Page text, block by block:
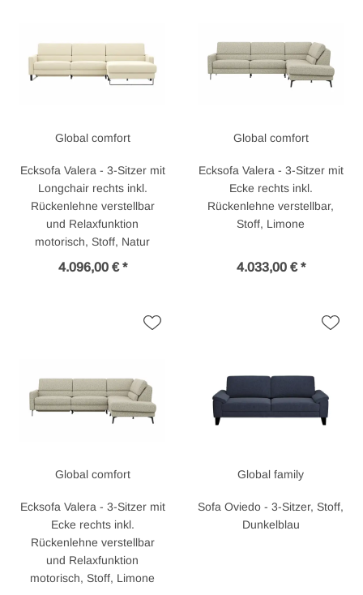
Global comfort
Ecksofa Valera - 3-Sitzer mit
Longchair rechts inkl.
Rückenlehne verstellbar
und Relaxfunktion
motorisch, Stoff, Natur
4.096,00 € *
Global comfort
Ecksofa Valera - 3-Sitzer mit
Ecke rechts inkl.
Rückenlehne verstellbar,
Stoff, Limone
4.033,00 € *
Global comfort
Ecksofa Valera - 3-Sitzer mit
Ecke rechts inkl.
Rückenlehne verstellbar
und Relaxfunktion
motorisch, Stoff, Limone
Global family
Sofa Oviedo - 3-Sitzer, Stoff,
Dunkelblau